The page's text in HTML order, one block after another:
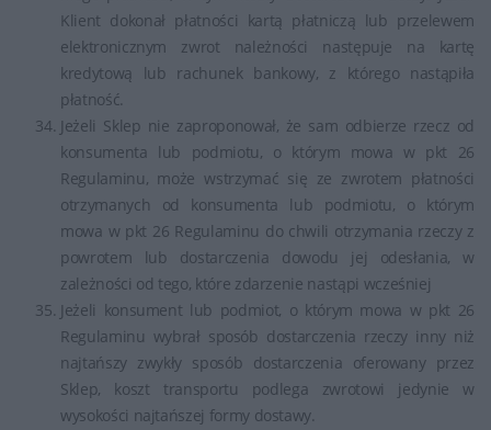
Klient dokonał płatności kartą płatniczą lub przelewem
elektronicznym zwrot należności następuje na kartę
kredytową lub rachunek bankowy, z którego nastąpiła
płatność.
Jeżeli Sklep nie zaproponował, że sam odbierze rzecz od
konsumenta lub podmiotu, o którym mowa w pkt 26
Regulaminu, może wstrzymać się ze zwrotem płatności
otrzymanych od konsumenta lub podmiotu, o którym
mowa w pkt 26 Regulaminu do chwili otrzymania rzeczy z
powrotem lub dostarczenia dowodu jej odesłania, w
zależności od tego, które zdarzenie nastąpi wcześniej
Jeżeli konsument lub podmiot, o którym mowa w pkt 26
Regulaminu wybrał sposób dostarczenia rzeczy inny niż
najtańszy zwykły sposób dostarczenia oferowany przez
Sklep, koszt transportu podlega zwrotowi jedynie w
wysokości najtańszej formy dostawy.